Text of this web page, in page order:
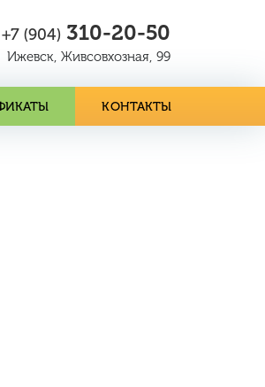
+7 (904) 310-20-50
Ижевск, Живсовхозная, 99
КОНТАКТЫ